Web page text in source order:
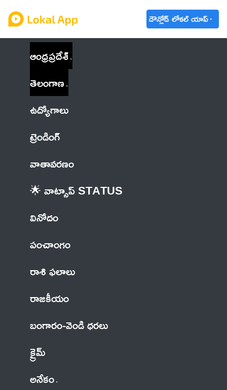
డౌన్లోడ్ లోకల్ యాప్
ఆంధ్రప్రదేశ్
తెలంగాణ
ఉద్యోగాలు
ట్రెండింగ్
వాతావరణం
🌟 వాట్సాప్ STATUS
వినోదం
పంచాంగం
రాశి ఫలాలు
రాజకీయం
బంగారం-వెండి ధరలు
క్రైమ్
అనేకం